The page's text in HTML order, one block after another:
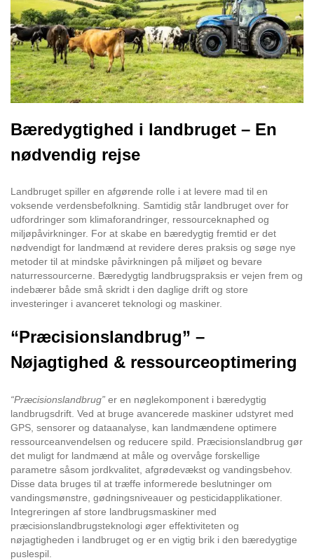
Bæredygtighed i landbruget – En
nødvendig rejse
Landbruget spiller en afgørende rolle i at levere mad til en
voksende verdensbefolkning. Samtidig står landbruget over for
udfordringer som klimaforandringer, ressourceknaphed og
miljøpåvirkninger. For at skabe en bæredygtig fremtid er det
nødvendigt for landmænd at revidere deres praksis og søge nye
metoder til at mindske påvirkningen på miljøet og bevare
naturressourcerne. Bæredygtig landbrugspraksis er vejen frem og
indebærer både små skridt i den daglige drift og store
investeringer i avanceret teknologi og maskiner.
“Præcisionslandbrug” –
Nøjagtighed & ressourceoptimering
“Præcisionslandbrug” er en nøglekomponent i bæredygtig
landbrugsdrift. Ved at bruge avancerede maskiner udstyret med
GPS, sensorer og dataanalyse, kan landmændene optimere
ressourceanvendelsen og reducere spild. Præcisionslandbrug gør
det muligt for landmænd at måle og overvåge forskellige
parametre såsom jordkvalitet, afgrødevækst og vandingsbehov.
Disse data bruges til at træffe informerede beslutninger om
vandingsmønstre, gødningsniveauer og pesticidapplikationer.
Integreringen af store landbrugsmaskiner med
præcisionslandbrugsteknologi øger effektiviteten og
nøjagtigheden i landbruget og er en vigtig brik i den bæredygtige
puslespil.